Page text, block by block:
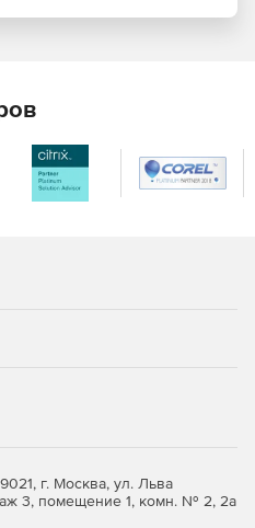
антивирусного
каждого физического
устройств.
агентские компоненты,
в безопасности.
помогают блокировать
Модуль
г. Москва, ул. Льва
3, помещение 1, комн. № 2, 2а